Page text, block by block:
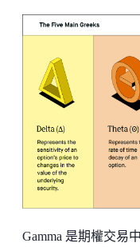
Gamma 是期權交易